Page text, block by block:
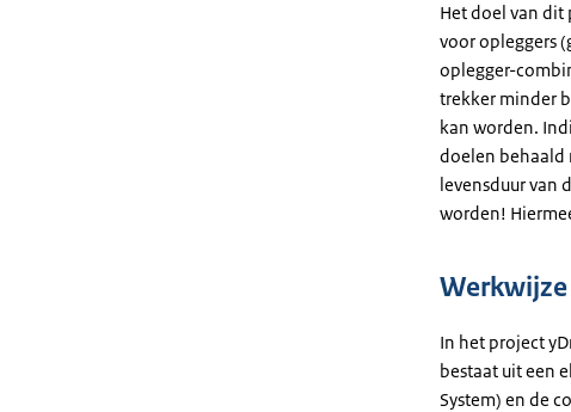
Het doel van
voor opleggers
oplegger-
trekker minder
kan worden.
doelen behaald
levensduur van
worden!
Werkwijze
In het project
bestaat uit een
System) en de